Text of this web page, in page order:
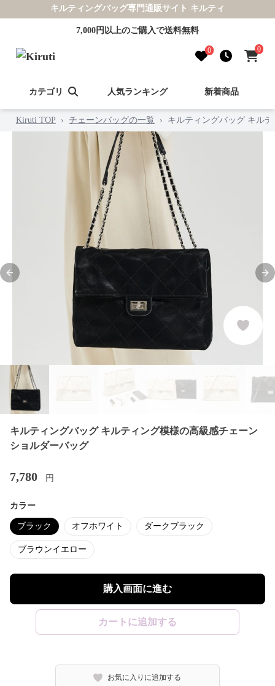
キルティングバッグ専門通販サイト キルティ
7,000円以上のご購入で送料無料
0 0
カテゴリ 人気ランキング 新着商品
Kiruti TOP › チェーンバッグの一覧 › キルティングバッグ キル
Previous slide
キルティングバッグ キルティング模様の高級感チェーン
ショルダーバッグ
7,780 円
カラー
ブラック オフホワイト ダークブラック
ブラウンイエロー
購入画面に進む
カートに追加する
お気に入りに追加する